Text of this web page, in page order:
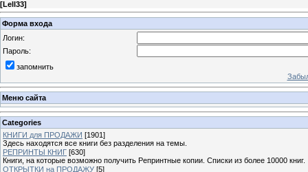
[Lell33]
Форма входа
Логин:
Пароль:
запомнить
Меню сайта
Categories
КНИГИ для ПРОДАЖИ [1901]
Здесь находятся все книги без разделения на темы.
РЕПРИНТЫ КНИГ [630]
Книги, на которые возможно получить Репринтные копии. Списки из более 10000 книг.
ОТКРЫТКИ на ПРОДАЖУ [5]